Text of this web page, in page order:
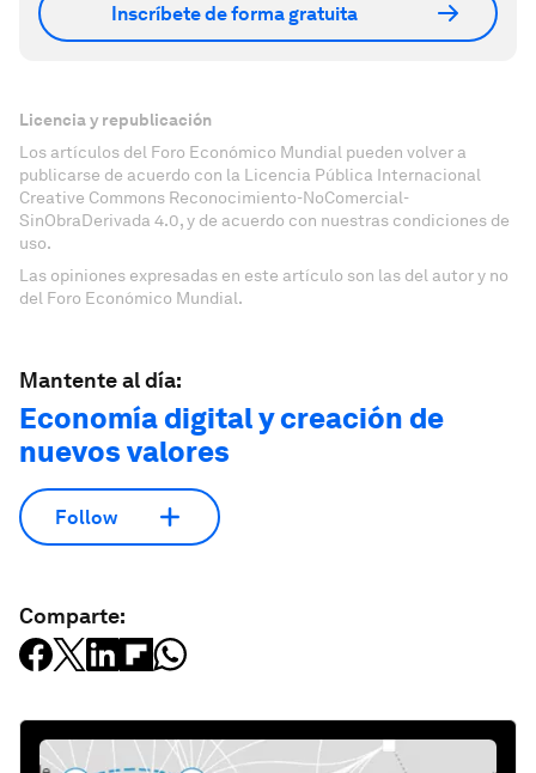
Inscríbete de forma gratuita
Licencia y republicación
Los artículos del Foro Económico Mundial pueden volver a
publicarse de acuerdo con la Licencia Pública Internacional
Creative Commons Reconocimiento-NoComercial-
SinObraDerivada 4.0, y de acuerdo con nuestras condiciones de
uso.
Las opiniones expresadas en este artículo son las del autor y no
del Foro Económico Mundial.
Mantente al día:
Economía digital y creación de
nuevos valores
Follow
Comparte: